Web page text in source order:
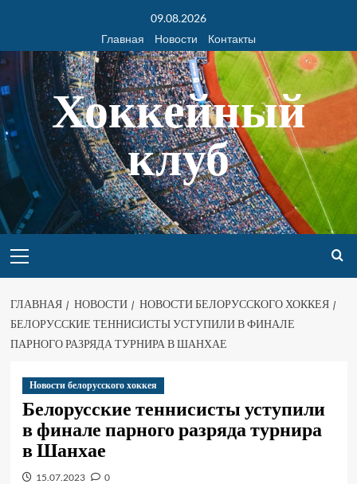
09.08.2026
Главная
Новости Контакты
Хоккейный
клуб
ГЛАВНАЯ НОВОСТИ
НОВОСТИ БЕЛОРУССКОГО ХОККЕЯ
БЕЛОРУССКИЕ ТЕННИСИСТЫ УСТУПИЛИ В ФИНАЛЕ
ПАРНОГО РАЗРЯДА ТУРНИРА В ШАНХАЕ
Новости белорусского хоккея
Белорусские теннисисты уступили
в финале парного разряда турнира
в Шанхае
15.07.2023 0